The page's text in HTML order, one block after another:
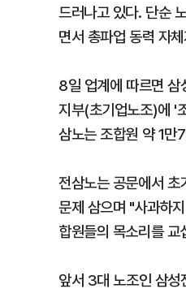
드러나고 있다. 단순
면서 총파업 동력 자
8일 업계에 따르면 삼
지부(초기업노조)에 '
삼노는 조합원 약 1
전삼노는 공문에서
문제 삼으며 "사과하
합원들의 목소리를
앞서 3대 노조인 삼성